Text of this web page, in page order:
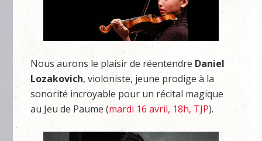
Nous aurons le plaisir de réentendre Daniel
Lozakovich, violoniste, jeune prodige à la
sonorité incroyable pour un récital magique
au Jeu de Paume (mardi 16 avril, 18h, TJP).